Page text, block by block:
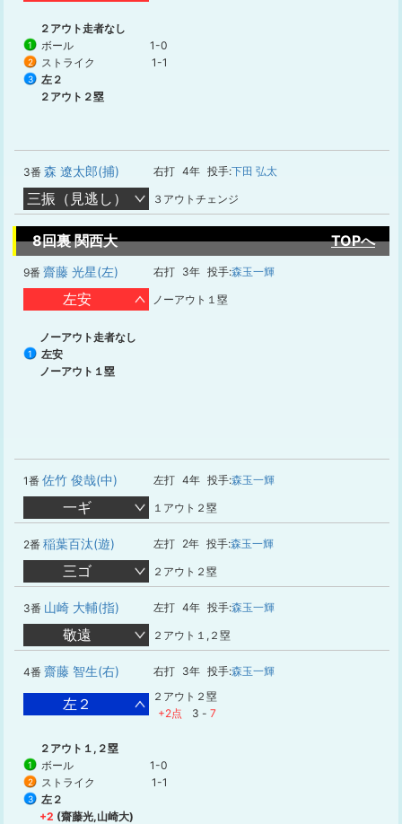
２アウト走者なし
1 ボール 1-0
2 ストライク 1-1
3
左２
２アウト２塁
3番 森 遼太郎(捕) 右打 4年 投手:下田 弘太
三振（見逃し） ３アウトチェンジ
8回裏 関西大 TOPへ
9番 齋藤 光星(左) 右打 3年 投手:森玉一輝
左安 ノーアウト１塁
ノーアウト走者なし
1
左安
ノーアウト１塁
1番 佐竹 俊哉(中) 左打 4年 投手:森玉一輝
一ギ １アウト２塁
2番 稲葉百汰(遊) 左打 2年 投手:森玉一輝
三ゴ ２アウト２塁
3番 山崎 大輔(指) 左打 4年 投手:森玉一輝
敬遠 ２アウト１,２塁
4番 齋藤 智生(右) 右打 3年 投手:森玉一輝
左２
２アウト２塁
+2点
3 - 7
２アウト１,２塁
1 ボール 1-0
2 ストライク 1-1
3
左２
+2 (齋藤光,山崎大)